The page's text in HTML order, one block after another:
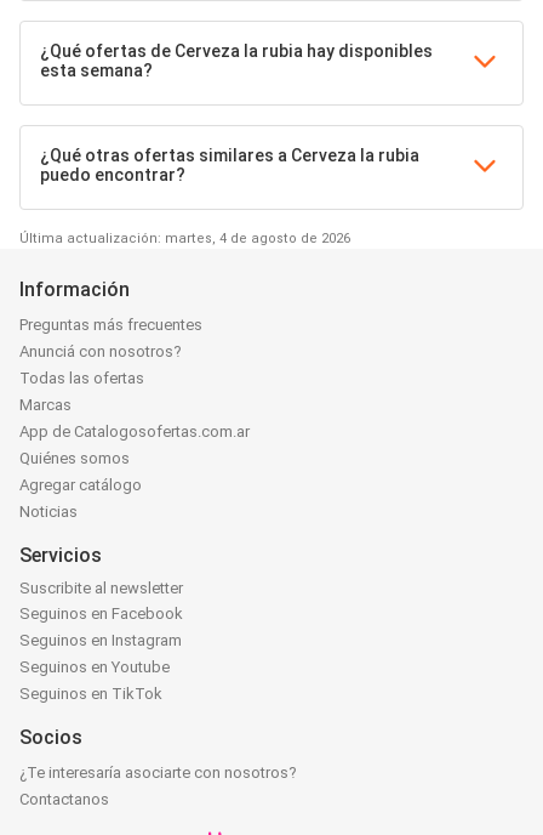
¿Qué ofertas de Cerveza la rubia hay disponibles
esta semana?
¿Qué otras ofertas similares a Cerveza la rubia
puedo encontrar?
Última actualización: martes, 4 de agosto de 2026
Información
Preguntas más frecuentes
Anunciá con nosotros?
Todas las ofertas
Marcas
App de Catalogosofertas.com.ar
Quiénes somos
Agregar catálogo
Noticias
Servicios
Suscribite al newsletter
Seguinos en Facebook
Seguinos en Instagram
Seguinos en Youtube
Seguinos en TikTok
Socios
¿Te interesaría asociarte con nosotros?
Contactanos